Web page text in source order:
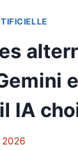
IA
2026